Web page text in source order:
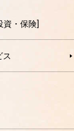
資・保険]
ス